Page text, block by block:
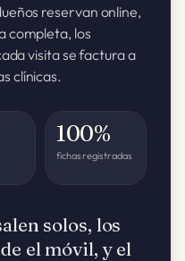
reservan online,
completa, los
visita se factura a
clínicas.
100%
fichas registradas
solos, los
el móvil, y el